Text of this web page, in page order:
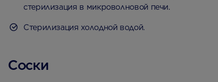
стерилизация в микроволновой печи.
Стерилизация холодной водой.
Соски